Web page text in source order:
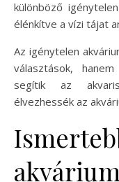
különböző
élénkítve a vízi tájat
Az igénytelen
választások,
segítik az
élvezhessék az